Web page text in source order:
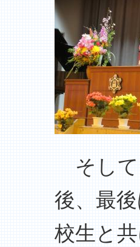
そして
後、最
校生と